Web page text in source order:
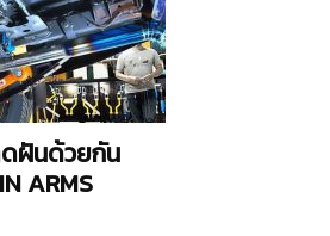
ดฝันด้วยกัน
ARMS